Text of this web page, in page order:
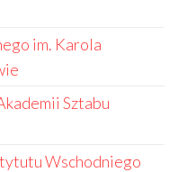
im. Karola
Sztabu
Wschodniego